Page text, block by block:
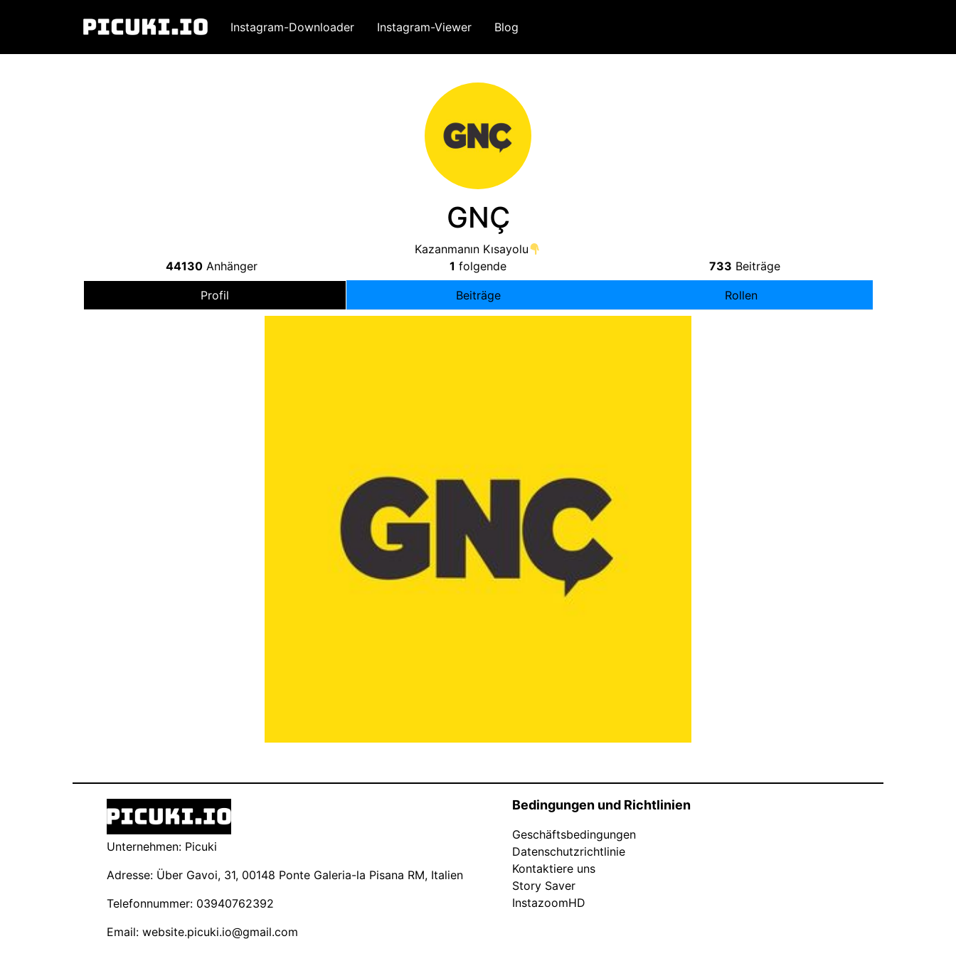
Instagram-Downloader Instagram-Viewer Blog
GNÇ
Kazanmanın Kısayolu
44130Anhänger 1 folgende 733 Beiträge
Profil Beiträge Rollen
Unternehmen: Picuki
Adresse: Über Gavoi, 31, 00148 Ponte Galeria-la Pisana RM, Italien
Telefonnummer: 03940762392
Email: website.picuki.io@gmail.com
Bedingungen und Richtlinien
Geschäftsbedingungen
Datenschutzrichtlinie
Kontaktiere uns
Story Saver
InstazoomHD